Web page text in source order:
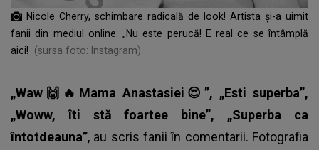
Nicole Cherry, schimbare radicală de look! Artista și-a uimit
fanii din mediul online: „Nu este perucă! E real ce se întâmplă
aici!
(sursa foto: Instagram)
„Waw🙌🔥Mama Anastasiei😍”, „Esti superba”,
„Woww, îti stă foartee bine”, „Superba ca
întotdeauna”, au scris fanii în comentarii. Fotografia